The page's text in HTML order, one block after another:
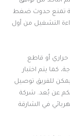
تمنع حدوث ضغط
التشغيل من أول
أو قاطع
كما يتم اختبار
للفريق توصيل
عن بُعد. شركة
في الشارقة